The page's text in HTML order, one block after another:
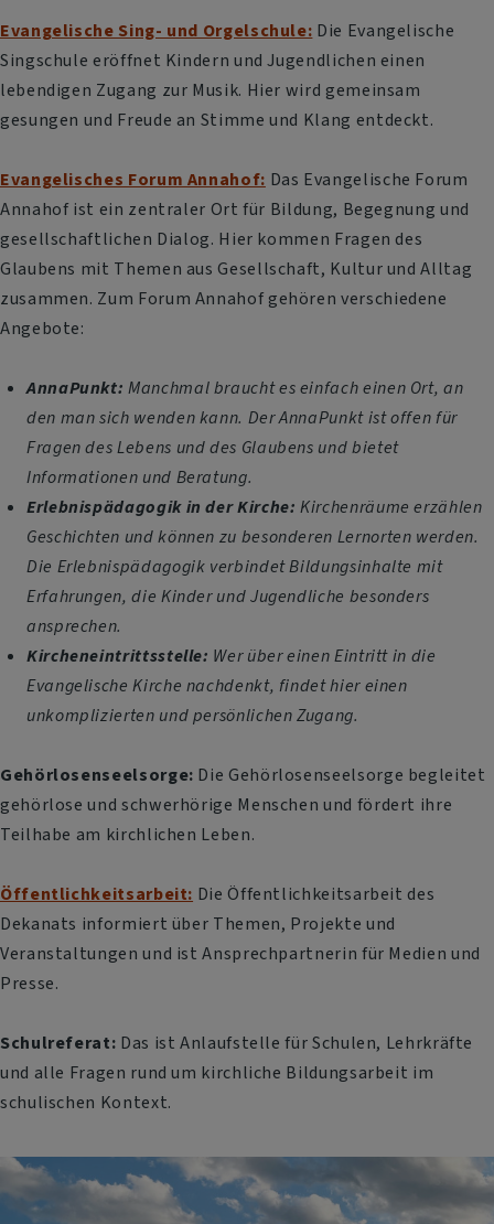
Evangelische Sing- und Orgelschule: Die Evangelische
Singschule eröffnet Kindern und Jugendlichen einen
lebendigen Zugang zur Musik. Hier wird gemeinsam
gesungen und Freude an Stimme und Klang entdeckt.
Evangelisches Forum Annahof: Das Evangelische Forum
Annahof ist ein zentraler Ort für Bildung, Begegnung und
gesellschaftlichen Dialog. Hier kommen Fragen des
Glaubens mit Themen aus Gesellschaft, Kultur und Alltag
zusammen. Zum Forum Annahof gehören verschiedene
Angebote:
AnnaPunkt: Manchmal braucht es einfach einen Ort, an
den man sich wenden kann. Der AnnaPunkt ist offen für
Fragen des Lebens und des Glaubens und bietet
Informationen und Beratung.
Erlebnispädagogik in der Kirche: Kirchenräume erzählen
Geschichten und können zu besonderen Lernorten werden.
Die Erlebnispädagogik verbindet Bildungsinhalte mit
Erfahrungen, die Kinder und Jugendliche besonders
ansprechen.
Kircheneintrittsstelle: Wer über einen Eintritt in die
Evangelische Kirche nachdenkt, findet hier einen
unkomplizierten und persönlichen Zugang.
Gehörlosenseelsorge: Die Gehörlosenseelsorge begleitet
gehörlose und schwerhörige Menschen und fördert ihre
Teilhabe am kirchlichen Leben.
Öffentlichkeitsarbeit: Die Öffentlichkeitsarbeit des
Dekanats informiert über Themen, Projekte und
Veranstaltungen und ist Ansprechpartnerin für Medien und
Presse.
Schulreferat: Das ist Anlaufstelle für Schulen, Lehrkräfte
und alle Fragen rund um kirchliche Bildungsarbeit im
schulischen Kontext.